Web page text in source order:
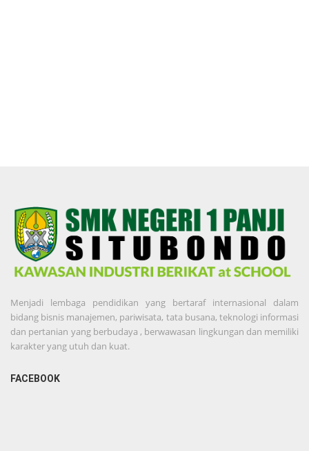
Menjadi lembaga pendidikan yang bertaraf internasional dalam
bidang bisnis manajemen, pariwisata, tata busana, teknologi informasi
dan pertanian yang berbudaya , berwawasan lingkungan dan memiliki
karakter yang utuh dan kuat.
FACEBOOK